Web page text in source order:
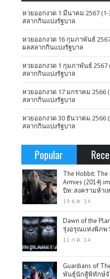
หวยออกงวด 1 มีนาคม 2567
สลากกินแบ่งรัฐบาล
หวยออกงวด 16 กุมภาพันธ์
ผลสลากกินแบ่งรัฐบาล
หวยออกงวด 1 กุมภาพันธ์ 2567
สลากกินแบ่งรัฐบาล
หวยออกงวด 17 มกราคม 2566
สลากกินแบ่งรัฐบาล
หวยออกงวด 30 ธันวาคม 2566
สลากกินแบ่งรัฐบาล
Popular
The Hobbit:
Armies (2014)
บิท: สงครามห้าเ
19 ธ.ค. '14
Dawn of the
รุ่งอรุณแห่งพิภพ
11 ก.ค. '14
Guardians of
พันธุ์นักสู้พิทักษ์จั